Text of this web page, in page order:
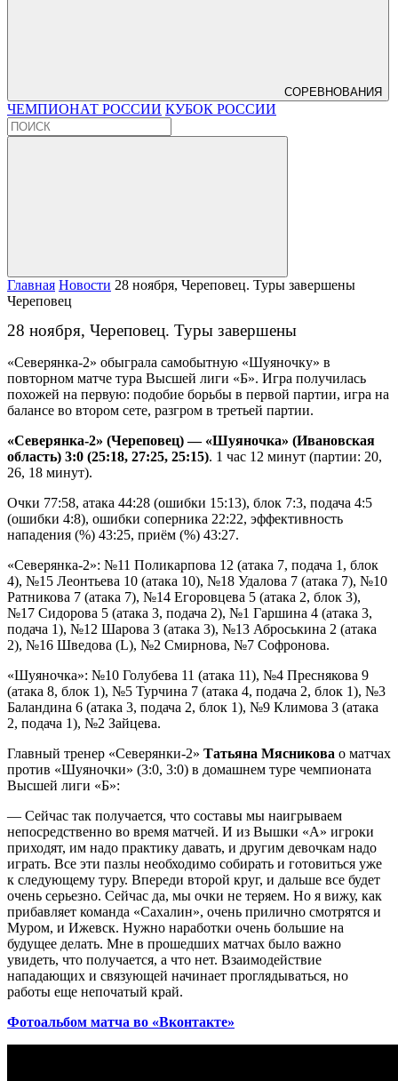
СОРЕВНОВАНИЯ
ЧЕМПИОНАТ РОССИИ КУБОК РОССИИ
Главная Новости 28 ноября, Череповец. Туры завершены
Череповец
28 ноября, Череповец. Туры завершены
«Северянка-2» обыграла самобытную «Шуяночку» в
повторном матче тура Высшей лиги «Б». Игра получилась
похожей на первую: подобие борьбы в первой партии, игра на
балансе во втором сете, разгром в третьей партии.
«Северянка-2» (Череповец) — «Шуяночка» (Ивановская
область) 3:0 (25:18, 27:25, 25:15). 1 час 12 минут (партии: 20,
26, 18 минут).
Очки 77:58, атака 44:28 (ошибки 15:13), блок 7:3, подача 4:5
(ошибки 4:8), ошибки соперника 22:22, эффективность
нападения (%) 43:25, приём (%) 43:27.
«Северянка-2»: №11 Поликарпова 12 (атака 7, подача 1, блок
4), №15 Леонтьева 10 (атака 10), №18 Удалова 7 (атака 7), №10
Ратникова 7 (атака 7), №14 Егоровцева 5 (атака 2, блок 3),
№17 Сидорова 5 (атака 3, подача 2), №1 Гаршина 4 (атака 3,
подача 1), №12 Шарова 3 (атака 3), №13 Аброськина 2 (атака
2), №16 Шведова (L), №2 Смирнова, №7 Софронова.
«Шуяночка»: №10 Голубева 11 (атака 11), №4 Преснякова 9
(атака 8, блок 1), №5 Турчина 7 (атака 4, подача 2, блок 1), №3
Баландина 6 (атака 3, подача 2, блок 1), №9 Климова 3 (атака
2, подача 1), №2 Зайцева.
Главный тренер «Северянки-2» Татьяна Мясникова о матчах
против «Шуяночки» (3:0, 3:0) в домашнем туре чемпионата
Высшей лиги «Б»:
— Сейчас так получается, что составы мы наигрываем
непосредственно во время матчей. И из Вышки «А» игроки
приходят, им надо практику давать, и другим девочкам надо
играть. Все эти пазлы необходимо собирать и готовиться уже
к следующему туру. Впереди второй круг, и дальше все будет
очень серьезно. Сейчас да, мы очки не теряем. Но я вижу, как
прибавляет команда «Сахалин», очень прилично смотрятся и
Муром, и Ижевск. Нужно наработки очень большие на
будущее делать. Мне в прошедших матчах было важно
увидеть, что получается, а что нет. Взаимодействие
нападающих и связующей начинает проглядываться, но
работы еще непочатый край.
Фотоальбом матча во «Вконтакте»